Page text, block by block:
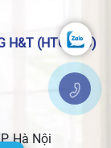
H&T (HTCONS)
Hà Nội